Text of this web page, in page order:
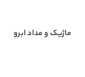
ماژیک و مداد ابرو